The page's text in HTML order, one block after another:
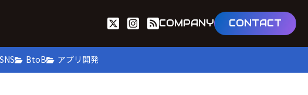
COMPANY CONTACT
SNS BtoB アプリ開発